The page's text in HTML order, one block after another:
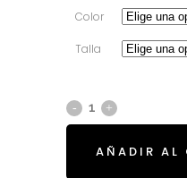
era:
Color
Talla
AÑADIR AL